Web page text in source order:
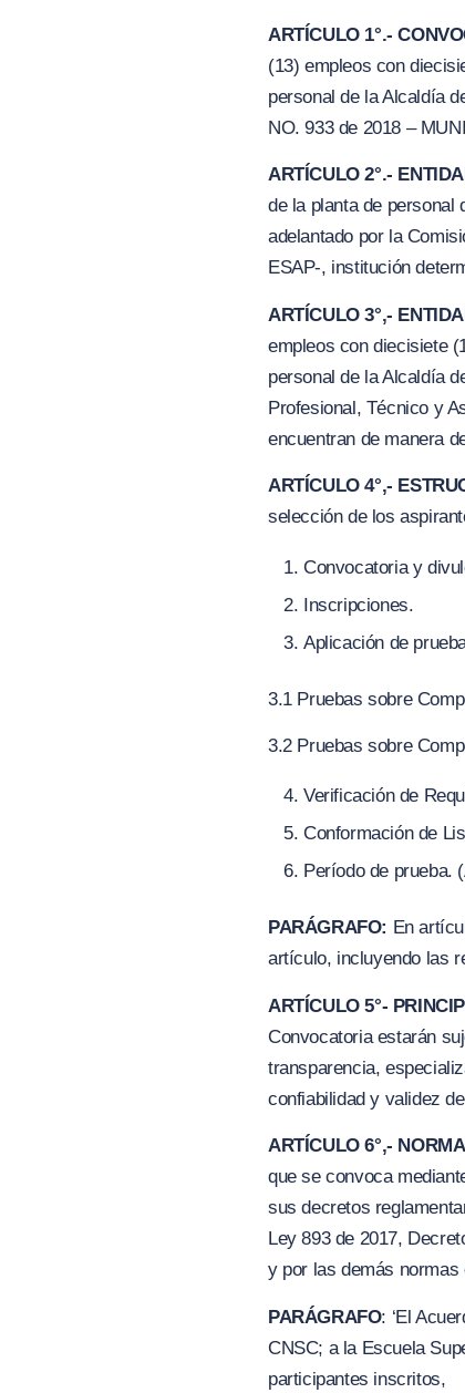
ARTÍCULO 1°.-
(13) empleos con
personal de la Alcaldía
NO. 933 de 2018 – M
ARTÍCULO 2°.-
de la planta de personal
adelantado por la
ESAP-, institución
ARTÍCULO 3°,-
empleos con diecisiete
personal de la Alcaldía
Profesional, Técnico y
encuentran de manera
ARTÍCULO 4°,-
selección de los
Convocatoria y
Inscripciones.
Aplicación de
3.1 Pruebas sobre
3.2 Pruebas sobre
Verificación de
Conformación de
Período de prueba. (
PARÁGRAFO: En
artículo, incluyendo las
ARTÍCULO 5°-
Convocatoria estarán
transparencia,
confiabilidad y validez
ARTÍCULO 6°,-
que se convoca
sus decretos
Ley 893 de 2017,
y por las demás normas
PARÁGRAFO: ‘El
CNSC; a la Escuela
participantes inscritos,